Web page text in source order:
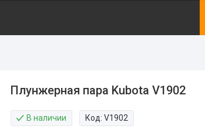
Плунжерная пара Kubota V1902
В наличии Код:V1902